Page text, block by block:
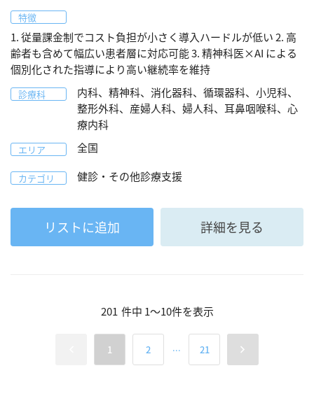
特徴
1. 従量課金制でコスト負担が小さく導入ハードルが低い 2. 高
齢者も含めて幅広い患者層に対応可能 3. 精神科医×AI による
個別化された指導により高い継続率を維持
診療科
内科、精神科、消化器科、循環器科、小児科、
整形外科、産婦人科、婦人科、耳鼻咽喉科、心
療内科
エリア 全国
カテゴリ 健診・その他診療支援
リストに追加 詳細を見る
201 件中 1～10件を表示
1 2 ... 21